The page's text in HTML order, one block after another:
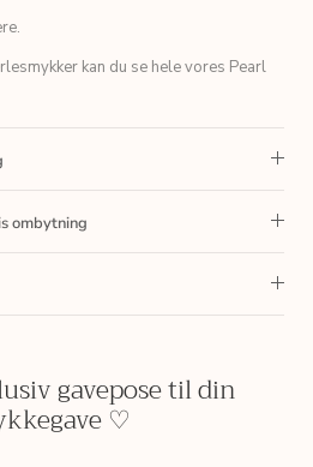
kan du se hele vores Pearl
ombytning
gavepose til din
♡